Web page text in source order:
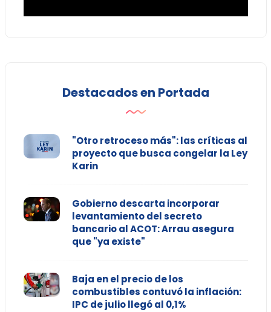
Destacados en Portada
"Otro retroceso más": las críticas al
proyecto que busca congelar la Ley
Karin
Gobierno descarta incorporar
levantamiento del secreto
bancario al ACOT: Arrau asegura
que "ya existe"
Baja en el precio de los
combustibles contuvó la inflación:
IPC de julio llegó al 0,1%